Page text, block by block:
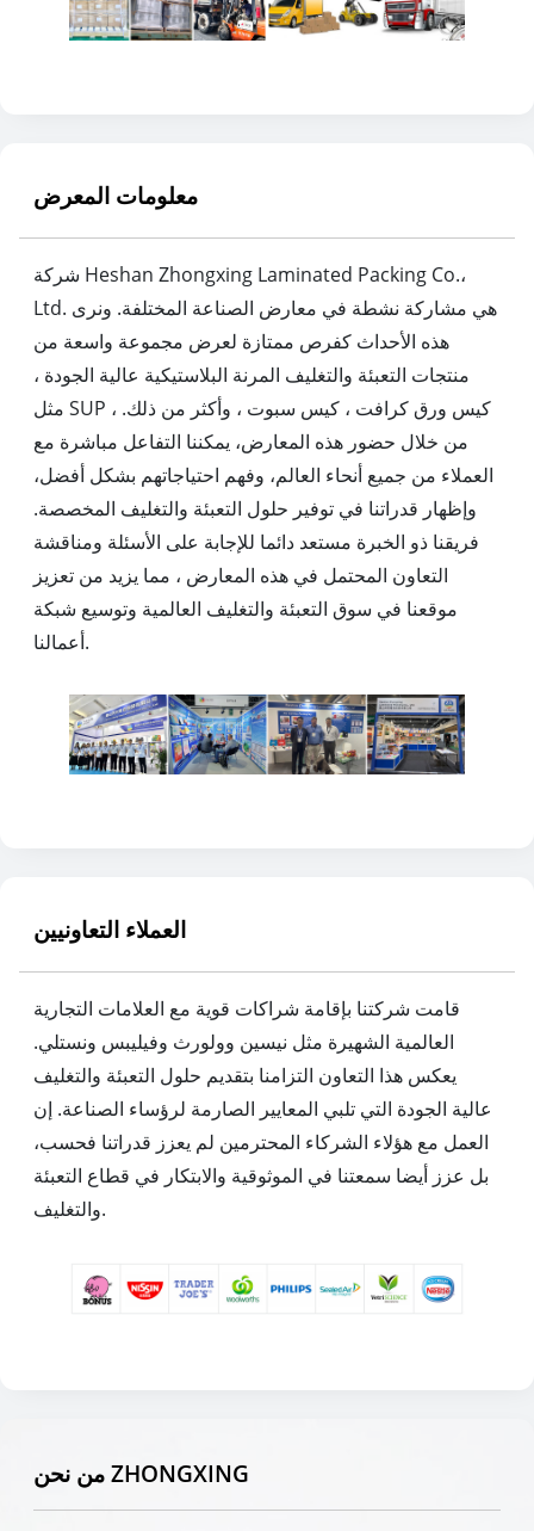
معلومات المعرض
شركة Heshan Zhongxing Laminated Packing Co.،
Ltd. هي مشاركة نشطة في معارض الصناعة المختلفة. ونرى
هذه الأحداث كفرص ممتازة لعرض مجموعة واسعة من
منتجات التعبئة والتغليف المرنة البلاستيكية عالية الجودة ،
مثل SUP ، كيس ورق كرافت ، كيس سبوت ، وأكثر من ذلك.
من خلال حضور هذه المعارض، يمكننا التفاعل مباشرة مع
العملاء من جميع أنحاء العالم، وفهم احتياجاتهم بشكل أفضل،
وإظهار قدراتنا في توفير حلول التعبئة والتغليف المخصصة.
فريقنا ذو الخبرة مستعد دائما للإجابة على الأسئلة ومناقشة
التعاون المحتمل في هذه المعارض ، مما يزيد من تعزيز
موقعنا في سوق التعبئة والتغليف العالمية وتوسيع شبكة
أعمالنا.
العملاء التعاونيين
قامت شركتنا بإقامة شراكات قوية مع العلامات التجارية
العالمية الشهيرة مثل نيسين وولورث وفيليبس ونستلي.
يعكس هذا التعاون التزامنا بتقديم حلول التعبئة والتغليف
عالية الجودة التي تلبي المعايير الصارمة لرؤساء الصناعة. إن
العمل مع هؤلاء الشركاء المحترمين لم يعزز قدراتنا فحسب،
بل عزز أيضا سمعتنا في الموثوقية والابتكار في قطاع التعبئة
والتغليف.
من نحن ZHONGXING